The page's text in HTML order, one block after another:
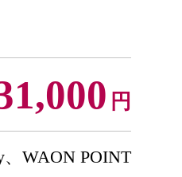
円
WAON POINT